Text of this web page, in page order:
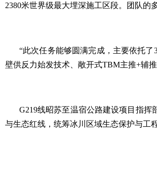
2380米世界级最大埋深施工区段。团队的
“此次任务能够圆满完成，主要依托
壁供反力始发技术、敞开式TBM主推+辅
G219线昭苏至温宿公路建设项目指
与生态红线，统筹冰川区域生态保护与工